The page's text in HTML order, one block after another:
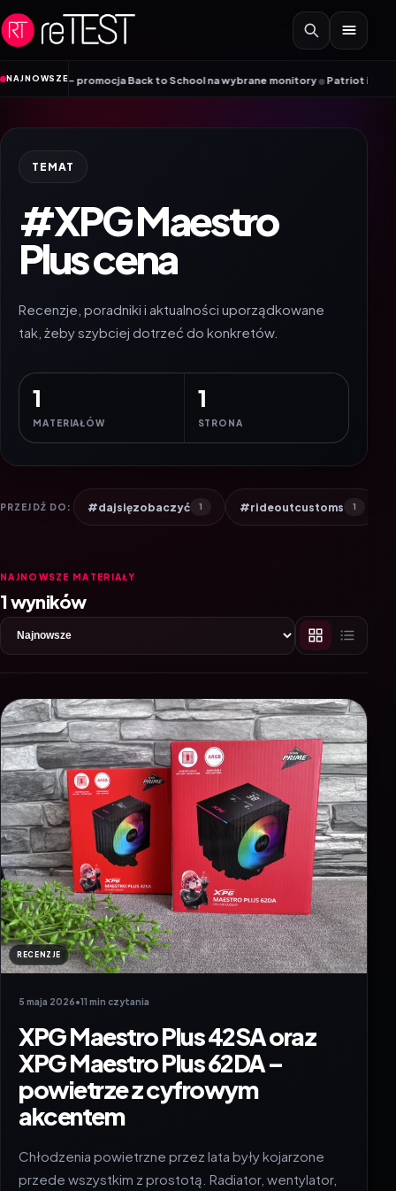
Przejdź do treści
NAJNOWSZE
– promocja Back to School na wybrane monitory•Patriot i ROG łączą
TEMAT
#XPG Maestro
Plus cena
Recenzje, poradniki i aktualności uporządkowane
tak, żeby szybciej dotrzeć do konkretów.
1
MATERIAŁÓW
1
STRONA
PRZEJDŹ DO: #dajsięzobaczyć 1 #rideoutcustoms 1
NAJNOWSZE MATERIAŁY
1 wyników
RECENZJE
5 maja 2026•11 min czytania
XPG Maestro Plus 42SA oraz
XPG Maestro Plus 62DA –
powietrze z cyfrowym
akcentem
Chłodzenia powietrzne przez lata były kojarzone
przede wszystkim z prostotą. Radiator, wentylator,